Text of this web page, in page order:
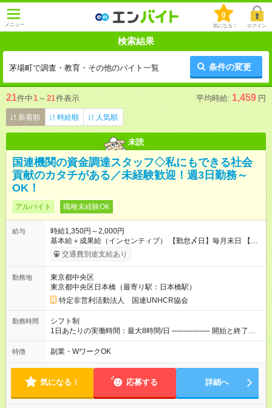
メニュー
0
気になる！ ログイン
検索結果
茅場町で調査・教育・その他のバイト一覧 条件の変更
21件中1 ～ 21件表示 平均時給: 1,459 円
新着順 時給順 人気順
未読
国連機関の資金調達スタッフ◇私にもできる社会
貢献のカタチがある／未経験歓迎！週3日勤務～
OK！
アルバイト 職種未経験OK
給与
時給1,350円～2,000円
基本給＋成果給（インセンティブ） 【勤怠〆日】毎月末日 【給
与支払】翌月15日 下記はモデルの月収例です。詳細は面接でご
案内します。 ────── モデル月収 ────── 【週3日／月12日
万(時給1400円～) 【週4日／月16日勤務の場合】 1年目:月収
20.5万(時給1350円～) 2年目:月収25.6万(時給1400円～) 【週5日
／月22日勤務の場合】 1年目:月収28.1万(時給1350円～) 2年目:
月収35.0万(時給1400円～) ※上記は1日8時間換算、成果給を加
算した目安金額です ◇時間外手当 ◇通勤手当 ◇健康管理補助 ◇
インフルエンザ予防接種補助 ◇成果給（個人業績／月毎）​ ◇チ
次昇給制度 ◇昇格制度 【試用期間】試用期間あり 試用期間の長
さ：1ヶ月 雇用形態、給与は本採用時と同じです。 初回は1か月
契約でトライアル期間（給与・待遇に差異なし）
交通費別途支給あり
勤務地
東京都中央区
東京都中央区日本橋（最寄り駅：日本橋駅）
特定非営利活動法人 国連UNHCR協会
勤務時間
シフト制
1日あたりの実働時間：最大8時間/日 ─────── 開始と終了時
間 ─────── 8:00～21:00の中でシフト制 ※実働8時間（休憩
60分） ※活動場所により開始・終了時間は変動 ─────── 選
や月水金日、火水金土日など フルタイムで取り組みたい方も、
Ｗワーク希望の方も歓迎◎
特徴 副業・WワークOK
気になる！ 応募する 詳細へ